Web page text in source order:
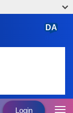
DA
Login